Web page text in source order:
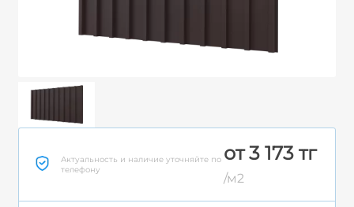
Актуальность и наличие уточняйте по
телефону
от 3 173 тг
/м2